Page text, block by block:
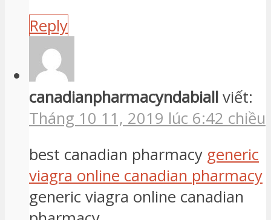
Reply
canadianpharmacyndabiall viết:
Tháng 10 11, 2019 lúc 6:42 chiều
best canadian pharmacy generic
viagra online canadian pharmacy
generic viagra online canadian